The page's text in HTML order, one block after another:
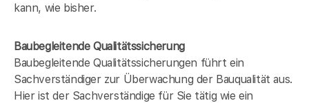
kann, wie bisher.
Baubegleitende Qualitätssicherung
Baubegleitende Qualitätssicherungen führt ein
Sachverständiger zur Überwachung der Bauqualität aus.
Hier ist der Sachverständige für Sie tätig wie ein